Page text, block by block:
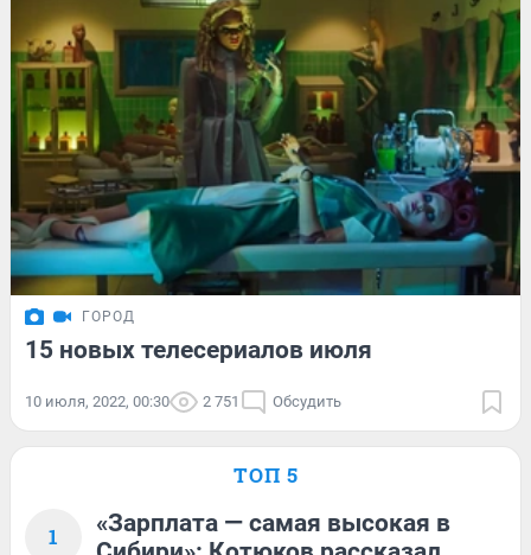
ГОРОД
15 новых телесериалов июля
10 июля, 2022, 00:30 2 751 Обсудить
ТОП 5
1
«Зарплата — самая высокая в